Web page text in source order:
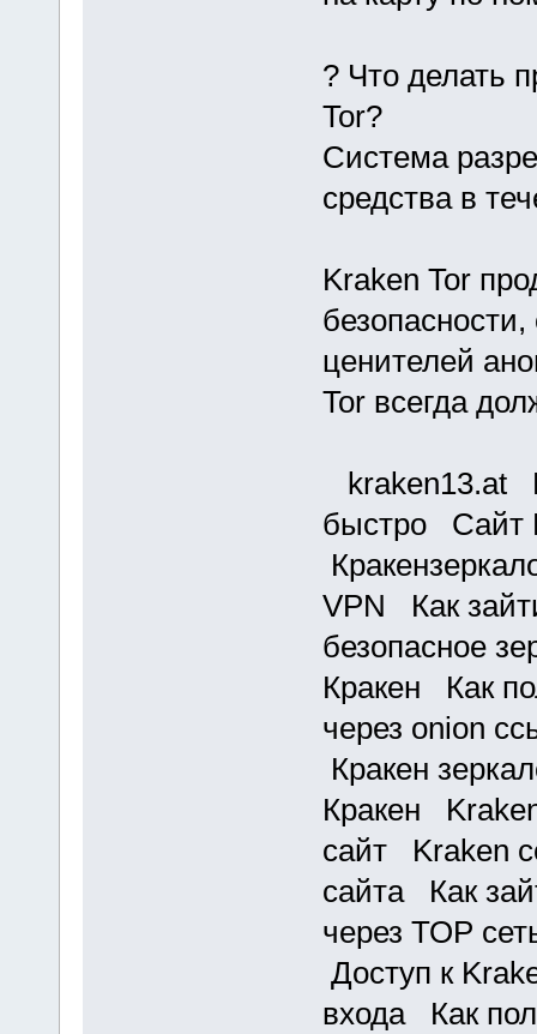
? Что делать
Tor?
Система
средства в
Kraken Tor
ценителей
Tor всегда
kraken13.at
быстро Сайт
VPN Как
безопасное
Кракен Как
через onion
Кракен
Кракен
сайт Kraken
сайта Как
через ТОР
Доступ к
входа Как